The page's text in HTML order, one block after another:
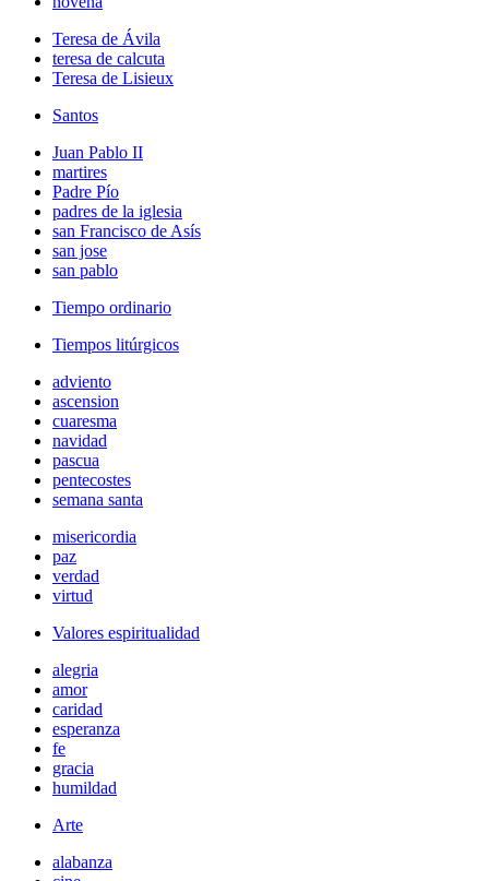
Teresa de Ávila
teresa de calcuta
Teresa de Lisieux
Santos
Juan Pablo II
martires
Padre Pío
padres de la iglesia
san Francisco de Asís
san jose
san pablo
Tiempo ordinario
Tiempos litúrgicos
adviento
ascension
cuaresma
navidad
pascua
pentecostes
semana santa
misericordia
paz
verdad
virtud
Valores espiritualidad
alegria
amor
caridad
esperanza
fe
gracia
humildad
Arte
alabanza